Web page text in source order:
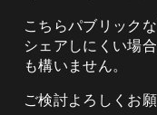
こちらパブリック
シェアしにくい場
も構いません。
ご検討よろしくお